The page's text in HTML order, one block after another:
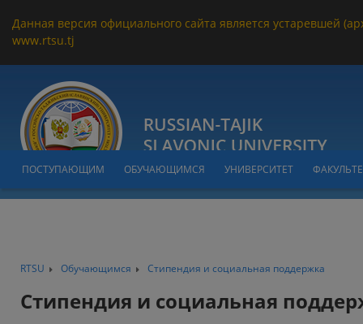
Данная версия официального сайта является устаревшей
www.rtsu.tj
ПОСТУПАЮЩИМ ОБУЧАЮЩИМСЯ УНИВЕРСИТЕТ
RTSU Обучающимся Стипендия и социальная поддержка
Стипендия и социальная